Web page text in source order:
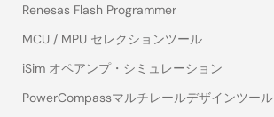
Renesas Flash Programmer
MCU / MPU セレクションツール
iSim オペアンプ・シミュレーション
PowerCompassマルチレールデザインツール